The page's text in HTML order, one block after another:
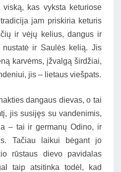
kas vyksta keturiose
jam priskiria keturis
ir vėjų kelius, dangus ir
ir Saulės kelią. Jis
karvėms, įžvalgą širdžiai,
jis – lietaus viešpats.
dangaus dievas, o tai
jis susijęs su vandenimis,
– tai ir germanų Odino, ir
Tačiau laikui bėgant jo
rūstaus dievo pavidalas
taip atsitinka todėl, kad